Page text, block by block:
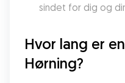
sindet for dig og
Hvor lang er
Hørning?